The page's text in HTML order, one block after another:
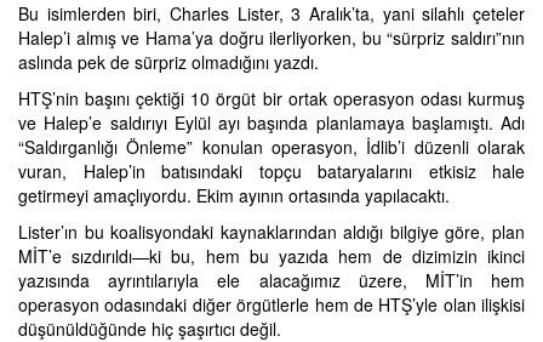
Bu isimlerden biri, Charles Lister, 3 Aralık’ta, yani silahlı çeteler
Halep’i almış ve Hama’ya doğru ilerliyorken, bu “sürpriz saldırı”nın
aslında pek de sürpriz olmadığını yazdı.
HTŞ’nin başını çektiği 10 örgüt bir ortak operasyon odası kurmuş
ve Halep’e saldırıyı Eylül ayı başında planlamaya başlamıştı. Adı
“Saldırganlığı Önleme” konulan operasyon, İdlib’i düzenli olarak
vuran, Halep’in batısındaki topçu bataryalarını etkisiz hale
getirmeyi amaçlıyordu. Ekim ayının ortasında yapılacaktı.
Lister’ın bu koalisyondaki kaynaklarından aldığı bilgiye göre, plan
MİT’e sızdırıldı—ki bu, hem bu yazıda hem de dizimizin ikinci
yazısında ayrıntılarıyla ele alacağımız üzere, MİT’in hem
operasyon odasındaki diğer örgütlerle hem de HTŞ’yle olan ilişkisi
düşünüldüğünde hiç şaşırtıcı değil.